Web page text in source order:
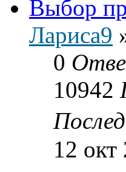
Выбор
Лариса9
0
10942
12